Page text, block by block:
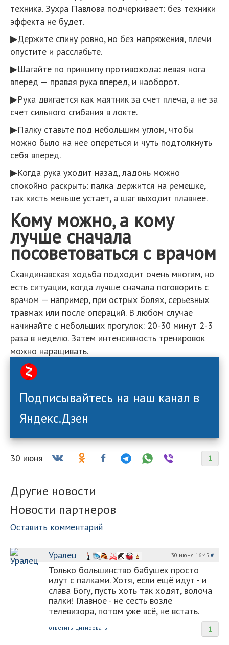
техника. Зухра Павлова подчеркивает: без техники
эффекта не будет.
▶Держите спину ровно, но без напряжения, плечи
опустите и расслабьте.
▶Шагайте по принципу противохода: левая нога
вперед — правая рука вперед, и наоборот.
▶Рука двигается как маятник за счет плеча, а не за
счет сильного сгибания в локте.
▶Палку ставьте под небольшим углом, чтобы
можно было на нее опереться и чуть подтолкнуть
себя вперед.
▶Когда рука уходит назад, ладонь можно
спокойно раскрыть: палка держится на ремешке,
так кисть меньше устает, а шаг выходит плавнее.
Кому можно, а кому
лучше сначала
посоветоваться с врачом
Скандинавская ходьба подходит очень многим, но
есть ситуации, когда лучше сначала поговорить с
врачом — например, при острых болях, серьезных
травмах или после операций. В любом случае
начинайте с небольших прогулок: 20-30 минут 2-3
раза в неделю. Затем интенсивность тренировок
можно наращивать.
Подписывайтесь на наш канал в
Яндекс.Дзен
1
30 июня
Другие новости
Новости партнеров
Оставить комментарий
Уралец 30 июня 16:45 #
Только большинство бабушек просто
идут с палками. Хотя, если ещё идут - и
слава Богу, пусть хоть так ходят, волоча
палки! Главное - не сесть возле
телевизора, потом уже всё, не встать.
1
ответить цитировать